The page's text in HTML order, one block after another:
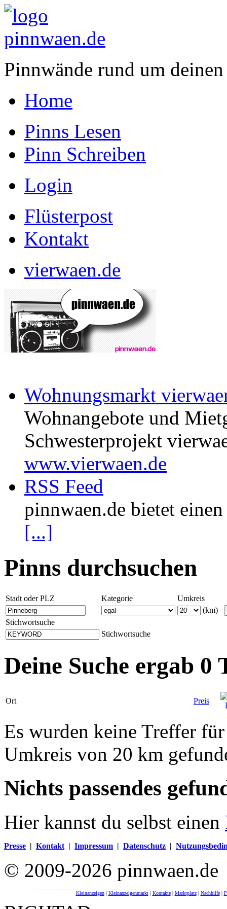
Pinnwände rund um
Home
Pinns Lesen
Pinn Schreiben
Login
Flüsterpost
Kontakt
vierwaen.de
Wohnungsmarkt
Wohnangebote und
Schwesterprojekt
www.vierwaen.de
RSS Feed
pinnwaen.de bietet
[...]
Pinns durchsuchen
Stadt oder PLZ Kategorie
Umkreis
(km)
Stichwortsuche
Stichwortsuche
Deine Suche ergab 0
Ort Preis
Es wurden keine Treffer
Umkreis von 20 km
Nichts passendes
Hier kannst du selbst einen
Presse | Kontakt | Impressum | Datenschutz |
© 2009-2026 pinnwaen.de
Kleinanzeigen| Kleinanzeigenmarkt| Kontakte| Marktplatz| Nachhilfe|